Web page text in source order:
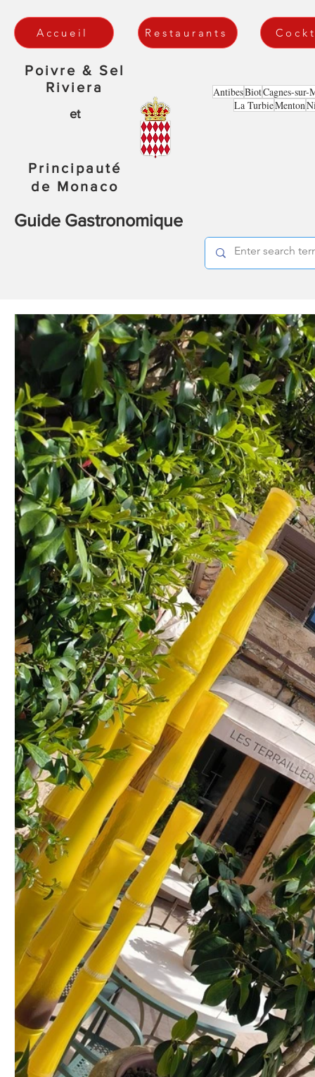
Accueil Restaurants
Poivre & Sel
Riviera
et
Principauté
de Monaco
Guide Gastronomique
AntibesBiotCagnes-sur-
La TurbieMenton